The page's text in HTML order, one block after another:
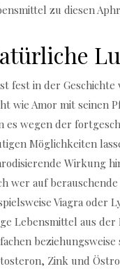
zu diesen
fest in der
wie Amor mit seinen
es wegen der
Möglichkeiten
Wirkung
wer auf
Viagra oder
Lebensmittel aus
Zink und